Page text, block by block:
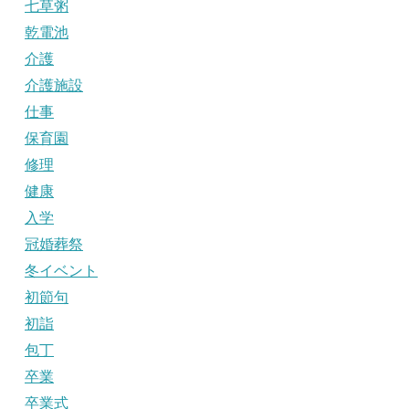
七草粥
乾電池
介護
介護施設
仕事
保育園
修理
健康
入学
冠婚葬祭
冬イベント
初節句
初詣
包丁
卒業
卒業式